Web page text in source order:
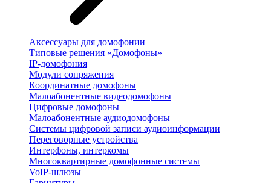
Аксессуары для домофонии
Типовые решения «Домофоны»
IP-домофония
Модули сопряжения
Координатные домофоны
Малоабонентные видеодомофоны
Цифровые домофоны
Малоабонентные аудиодомофоны
Системы цифровой записи аудиоинформации
Переговорные устройства
Интерфоны, интеркомы
Многоквартирные домофонные системы
VoIP-шлюзы